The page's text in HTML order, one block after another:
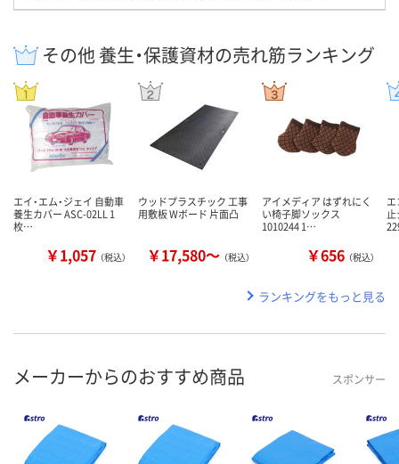
その他 養生・保護資材の売れ筋ランキング
エイ・エム・ジェイ 自動車
養生カバー ASC-02LL 1
枚…
￥1,057 （税込）
ウッドプラスチック 工事
用敷板 Wボード 片面凸
￥17,580～ （税込）
アイメディア はずれにく
い椅子脚ソックス
1010244 1…
￥656 （税込）
ランキングをもっと見る
メーカーからのおすすめ商品 スポンサー